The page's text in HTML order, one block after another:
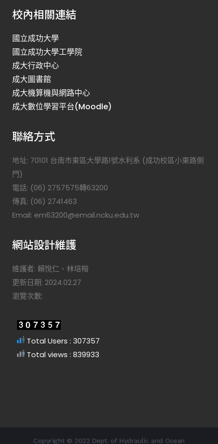
校內相關連結
國立成功大學
國立成功大學工學院
成大行政中心
成大圖書館
成大機算機與網路中心
成大數位學習平台(Moodle)
聯絡方式
地址: 70101 台南市東區大學路1號水利系 (成功校區小東路側
門)
電話: (06) 2757575轉63200
傳真: (06) 2741463
Email: em63200@email.ncku.edu.tw
網站設計維護
維護者: 賴悅仁、林培榕
更新日期: 2024.02.27
瀏覽次數:
Total Users : 307357
Total views : 839933
Copyright © 2022 Dept. of Hydraulic and Ocean